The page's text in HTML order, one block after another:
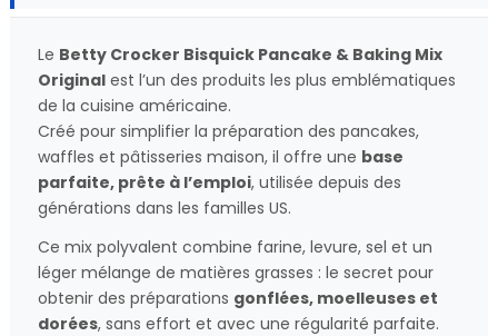
Le Betty Crocker Bisquick Pancake & Baking Mix
Original est l’un des produits les plus emblématiques
de la cuisine américaine.
Créé pour simplifier la préparation des pancakes,
waffles et pâtisseries maison, il offre une base
parfaite, prête à l’emploi, utilisée depuis des
générations dans les familles US.
Ce mix polyvalent combine farine, levure, sel et un
léger mélange de matières grasses : le secret pour
obtenir des préparations gonflées, moelleuses et
dorées, sans effort et avec une régularité parfaite.